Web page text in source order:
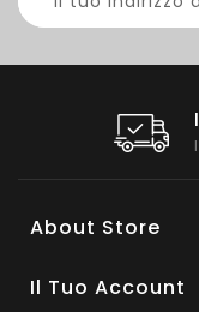
About Store
Il Tuo Account